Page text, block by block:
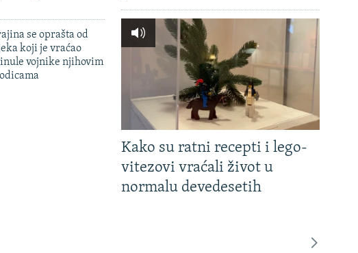
se oprašta od
koji je vraćao
vojnike njihovim
Kako su ratni recepti i lego-
vitezovi vraćali život u
normalu devedesetih